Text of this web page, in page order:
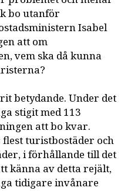
bo utanför
Isabel
att om
vem ska då kunna
betydande. Under det
stigit med 113
att bo kvar.
turistbostäder och
i förhållande till det
känna av detta rejält,
tidigare invånare